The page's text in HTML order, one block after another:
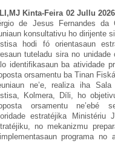
Kinta-Feira 02 Jullu 2026
de Jesus Fernandes da
konsultativu ho dirijente
hodi fó orientasaun
tuteladu sira no unidade
identifikasaun ba atividade
orsamentu ba Tinan
ne’e, realiza iha Sala
Kolmera, Díli, ho
orsamentu ne’ebé
estratéjika Ministériu
no mekanizmu
programa no